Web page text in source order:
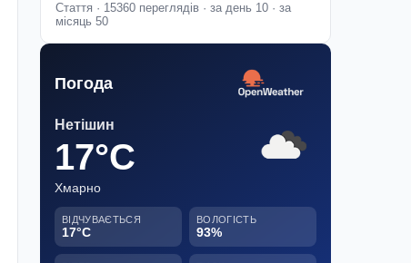
Стаття · 15360 переглядів · за день 10 · за
місяць 50
Погода
Нетішин
17°C
Хмарно
ВІДЧУВАЄТЬСЯ
17°C
ВОЛОГІСТЬ
93%